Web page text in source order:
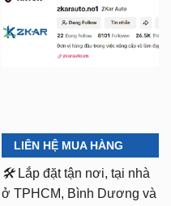
LIÊN HỆ MUA HÀNG
🛠️ Lắp đặt tận nơi, tại nhà
ở TPHCM, Bình Dương và